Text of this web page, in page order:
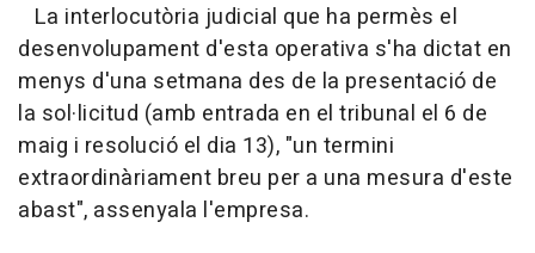
La interlocutòria judicial que ha permès el
desenvolupament d'esta operativa s'ha dictat en
menys d'una setmana des de la presentació de
la sol·licitud (amb entrada en el tribunal el 6 de
maig i resolució el dia 13), "un termini
extraordinàriament breu per a una mesura d'este
abast", assenyala l'empresa.